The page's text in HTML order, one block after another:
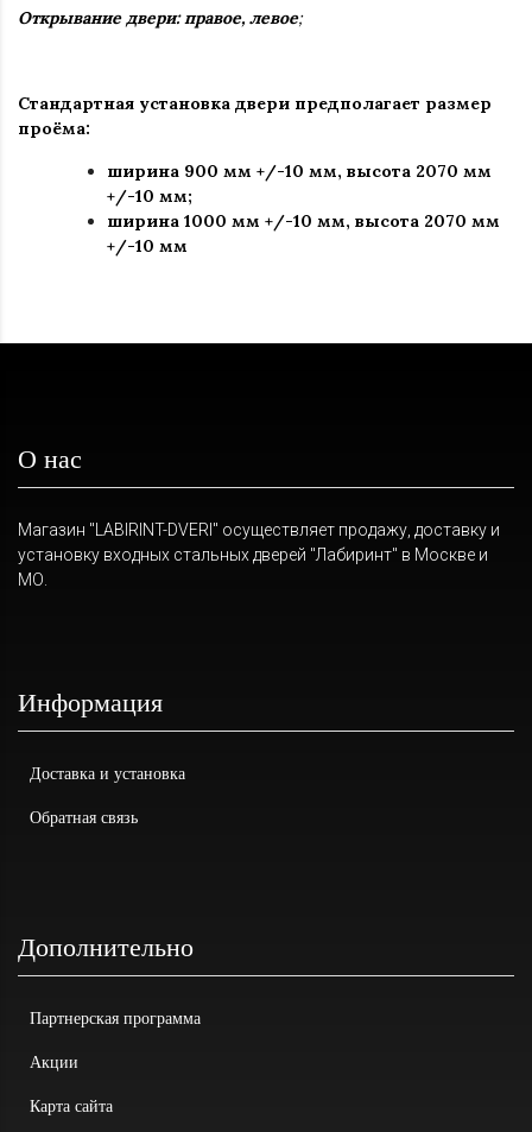
Открывание двери: правое, левое;
Стандартная установка двери предполагает размер
проёма:
ширина 900 мм +/-10 мм, высота 2070 мм
+/-10 мм;
ширина 1000 мм +/-10 мм, высота 2070 мм
+/-10 мм
О нас
Магазин "LABIRINT-DVERI" осуществляет продажу, доставку и
установку входных стальных дверей "Лабиринт" в Москве и
МО.
Информация
Доставка и установка
Обратная связь
Дополнительно
Партнерская программа
Акции
Карта сайта